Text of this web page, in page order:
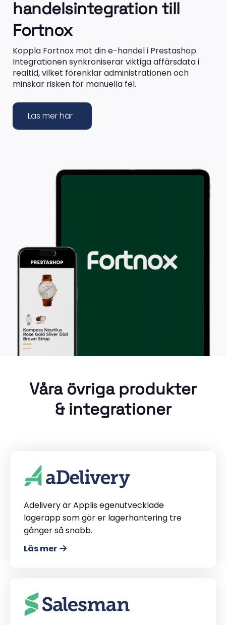
handelsintegration till
Fortnox
Koppla Fortnox mot din e-handel i Prestashop.
Integrationen synkroniserar viktiga affärsdata i
realtid, vilket förenklar administrationen och
minskar risken för manuella fel.
Läs mer här
Våra övriga produkter
& integrationer
Adelivery är Applis egenutvecklade
lagerapp som gör er lagerhantering tre
gånger så snabb.
Läs mer